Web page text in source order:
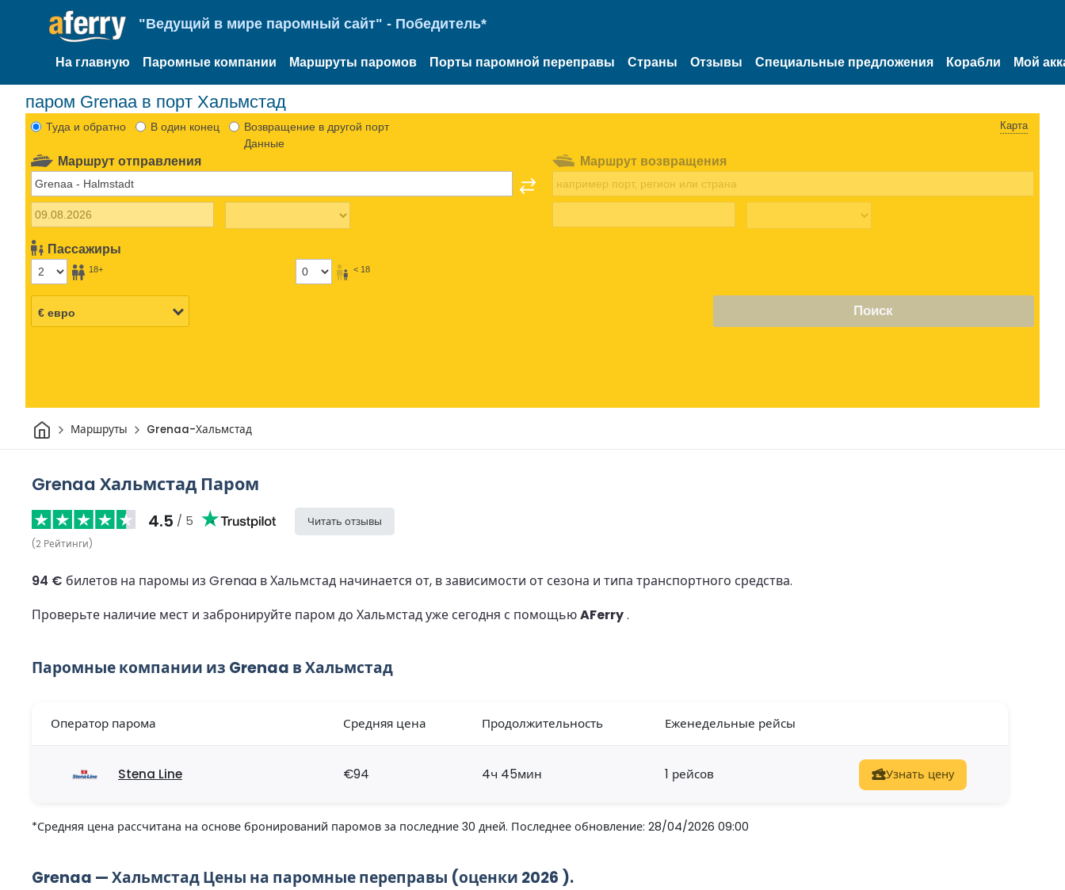
"Ведущий в мире паромный сайт" - Победитель*
На главную Паромные компании Маршруты паромов Порты паромной переправы Страны Отзывы Специальные предложения Корабли Мой
паром Grenaa в порт Хальмстад
Туда и обратно В один конец
Возвращение в другой порт
Данные
Карта
Маршрут отправления
Пассажиры
18+ < 18
Маршрут возвращения
Поиск
ДомМаршруты Grenaa-Хальмстад
Grenaa Хальмстад Паром
4.5 / 5
(2 Рейтинги)
Читать отзывы
94 € билетов на паромы из Grenaa в Хальмстад начинается от, в зависимости от сезона и типа транспортного средства.
Проверьте наличие мест и забронируйте паром до Хальмстад уже сегодня с помощьюAFerry.
Паромные компании из Grenaa в Хальмстад
Оператор парома Средняя цена Продолжительность Еженедельные рейсы
Stena Line €94 4ч 45мин 1 рейсов Узнать цену
*Средняя цена рассчитана на основе бронирований паромов за последние 30 дней. Последнее обновление: 28/04/2026 09:00
Grenaa — Хальмстад Цены на паромные переправы (оценки 2026 ).